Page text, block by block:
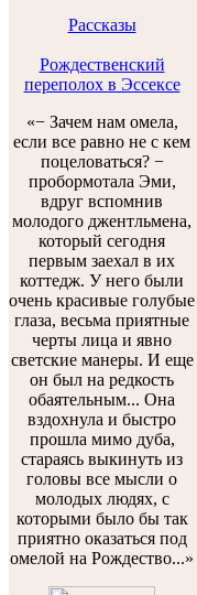
Рассказы
Рождественский
переполох в Эссексе
«− Зачем нам омела,
если все равно не с кем
поцеловаться? −
пробормотала Эми,
вдруг вспомнив
молодого джентльмена,
который сегодня
первым заехал в их
коттедж. У него были
очень красивые голубые
глаза, весьма приятные
черты лица и явно
светские манеры. И еще
он был на редкость
обаятельным... Она
вздохнула и быстро
прошла мимо дуба,
стараясь выкинуть из
головы все мысли о
молодых людях, с
которыми было бы так
приятно оказаться под
омелой на Рождество...»